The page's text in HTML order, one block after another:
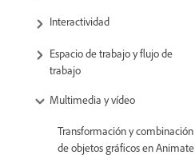
Interactividad
Espacio de trabajo y flujo de
trabajo
Multimedia y vídeo
Transformación y combinación
de objetos gráficos en Animate